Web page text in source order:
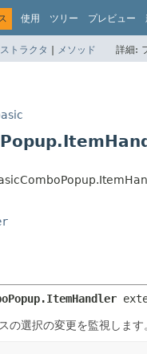
使用 ツリー プレビュー
トラクタ | メソッド 詳細:
の選択の変更を監視します